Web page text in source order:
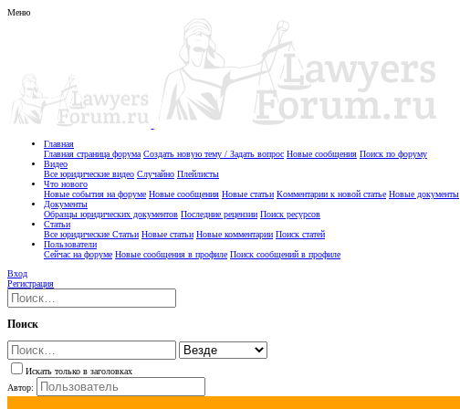
Меню
Главная
Главная страница форума Создать новую тему / Задать вопрос Новые сообщения Поиск по форуму
Видео
Все юридические видео Случайно Плейлисты
Что нового
Новые события на форуме Новые сообщения Новые статьи Комментарии к новой статье Новые документы
Документы
Образцы юридических документов Последние рецензии Поиск ресурсов
Статьи
Все юридические Статьи Новые статьи Новые комментарии Поиск статей
Пользователи
Сейчас на форуме Новые сообщения в профиле Поиск сообщений в профиле
Вход
Регистрация
Поиск
Искать только в заголовках
Автор: